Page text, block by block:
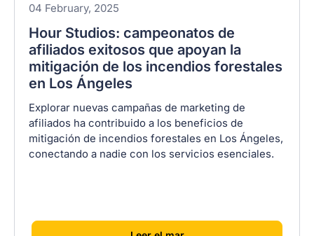
04 February, 2025
Hour Studios: campeonatos de
afiliados exitosos que apoyan la
mitigación de los incendios forestales
en Los Ángeles
Explorar nuevas campañas de marketing de
afiliados ha contribuido a los beneficios de
mitigación de incendios forestales en Los Ángeles,
conectando a nadie con los servicios esenciales.